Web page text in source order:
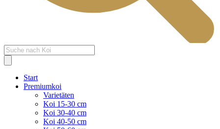
Products
search
Start
Premiumkoi
Varietäten
Koi 15-30 cm
Koi 30-40 cm
Koi 40-50 cm